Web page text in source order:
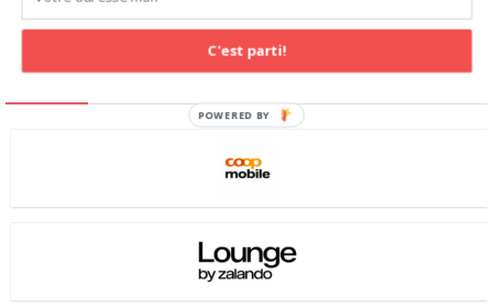
Shops
C'est parti!
POWERED BY